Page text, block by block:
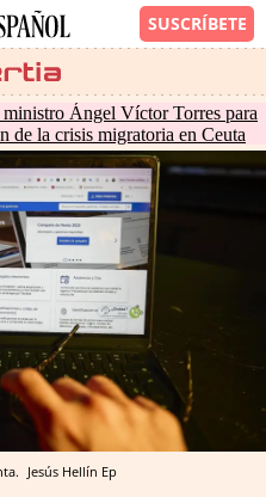
Ángel Víctor Torres para
de la crisis migratoria en Ceuta
Jesús Hellín Ep